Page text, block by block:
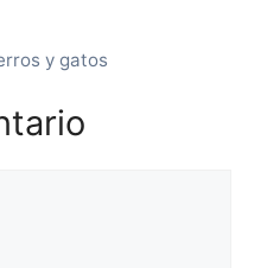
y gatos